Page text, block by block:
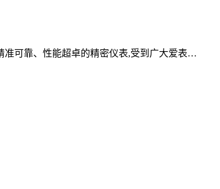
准可靠、性能超卓的精密仪表,受到广大爱表…